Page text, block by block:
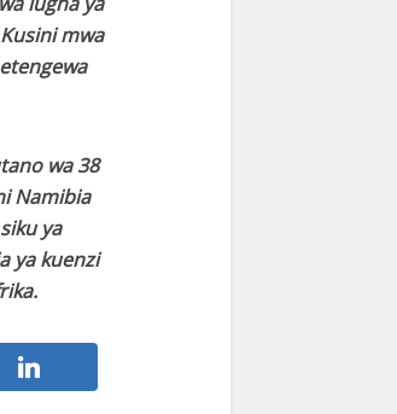
mwa
wa 38
Namibia
ya
ya kuenzi